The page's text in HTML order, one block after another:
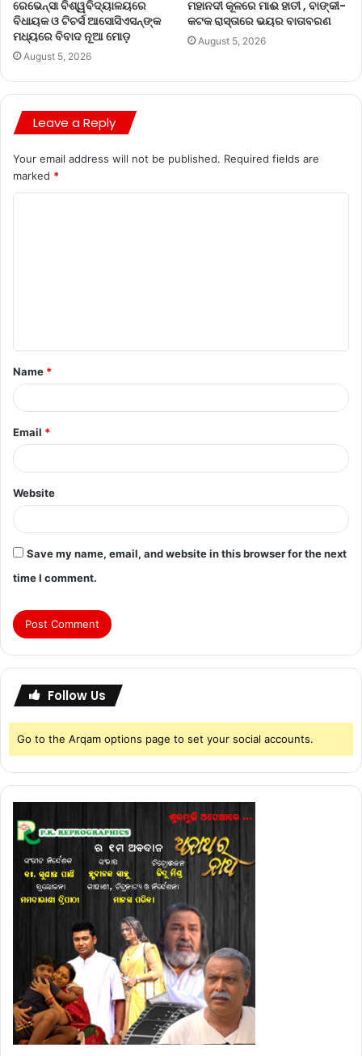
ରେଭେନ୍ସା ବିଶ୍ୱବିଦ୍ୟାଳୟରେ
ବିଧାୟକ ଓ ଟିଚର୍ସ ଆସୋସିଏସନ୍‌ଙ୍କ
ମଧ୍ୟରେ ବିବାଦ ନୂଆ ମୋଡ଼
August 5, 2026
ମହାନଦୀ କୂଳରେ ମାଈ ହାତୀ , ବାଙ୍କୀ-
କଟକ ରାସ୍ତାରେ ଭୟର ବାତାବରଣ
August 5, 2026
Leave a Reply
Your email address will not be published. Required fields are
marked *
Name *
Email *
Website
Save my name, email, and website in this browser for the next
time I comment.
Follow Us
Go to the Arqam options page to set your social accounts.